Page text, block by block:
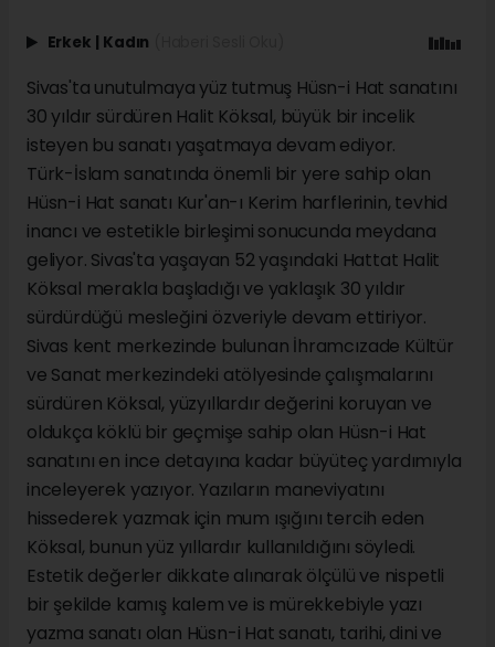
Erkek | Kadın
Sivas'ta unutulmaya yüz tutmuş Hüsn-i Hat sanatını
30 yıldır sürdüren Halit Köksal, büyük bir incelik
isteyen bu sanatı yaşatmaya devam ediyor.
Türk-İslam sanatında önemli bir yere sahip olan
Hüsn-i Hat sanatı Kur'an-ı Kerim harflerinin, tevhid
inancı ve estetikle birleşimi sonucunda meydana
geliyor. Sivas'ta yaşayan 52 yaşındaki Hattat Halit
Köksal merakla başladığı ve yaklaşık 30 yıldır
sürdürdüğü mesleğini özveriyle devam ettiriyor.
Sivas kent merkezinde bulunan İhramcızade Kültür
ve Sanat merkezindeki atölyesinde çalışmalarını
sürdüren Köksal, yüzyıllardır değerini koruyan ve
oldukça köklü bir geçmişe sahip olan Hüsn-i Hat
sanatını en ince detayına kadar büyüteç yardımıyla
inceleyerek yazıyor. Yazıların maneviyatını
hissederek yazmak için mum ışığını tercih eden
Köksal, bunun yüz yıllardır kullanıldığını söyledi.
Estetik değerler dikkate alınarak ölçülü ve nispetli
bir şekilde kamış kalem ve is mürekkebiyle yazı
yazma sanatı olan Hüsn-i Hat sanatı, tarihi, dini ve